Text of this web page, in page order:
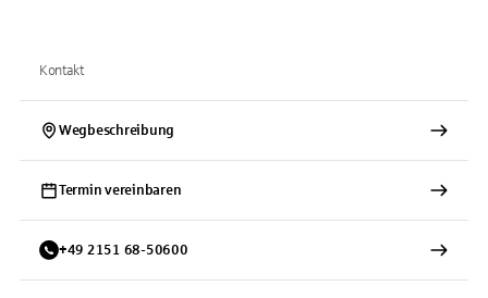
Kontakt
Wegbeschreibung
Termin vereinbaren
+49 2151 68-50600